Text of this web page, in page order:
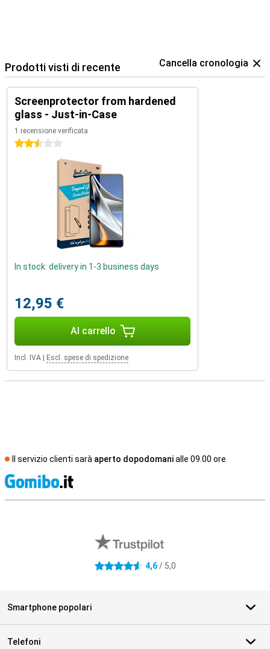
Prodotti visti di recente Cancella cronologia
Screenprotector from hardened
glass - Just-in-Case
1 recensione verificata
2.5 stelle
In stock: delivery in 1-3 business days
12,95 €
Al carrello
Incl. IVA Escl. spese di spedizione
Il servizio clienti sarà aperto dopodomanialle 09.00 ore
4.6 stelle 4,6/ 5,0
Smartphone popolari
Telefoni